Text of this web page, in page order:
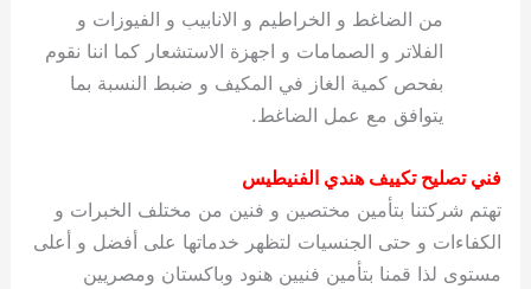
من الضاغط و الخراطيم و الانابيب و الفيوزات و
الفلاتر و الصمامات و اجهزة الاستشعار كما اننا نقوم
بفحص كمية الغاز في المكيف و ضبط النسبة بما
يتوافق مع عمل الضاغط.
فني تصليح تكييف هندي الفنيطيس
تهتم شركتنا بتأمين مختصين و فنين من مختلف الخبرات و
الكفاءات و حتى الجنسيات لتظهر خدماتها على أفضل و أعلى
مستوى لذا قمنا بتأمين فنيين هنود وباكستان ومصريين